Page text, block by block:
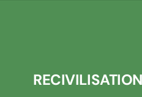
de réalisation et celle de
par exemple, doit être
éventuellement d’une
pleinement pour rendre
RECIVILISATION